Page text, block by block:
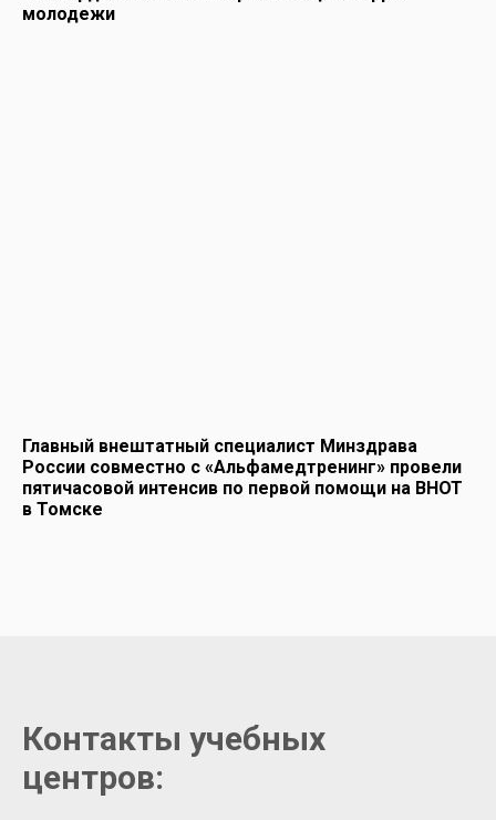
молодежи
Главный внештатный специалист Минздрава
России совместно с «Альфамедтренинг» провели
пятичасовой интенсив по первой помощи на ВНОТ
в Томске
Контакты учебных
центров: